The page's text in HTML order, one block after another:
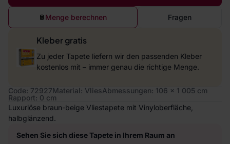
Menge berechnen Fragen
Kleber gratis
Zu jeder Tapete liefern wir den passenden Kleber
kostenlos mit – immer genau die richtige Menge.
Code: 72927Material: VliesAbmessungen: 106 x 1 005 cm
Rapport: 0 cm
Luxuriöse braun-beige Vliestapete mit Vinyloberfläche,
halbglänzend.
Sehen Sie sich diese Tapete in Ihrem Raum an